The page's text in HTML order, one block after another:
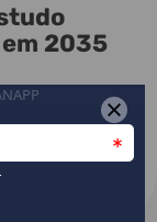
2035